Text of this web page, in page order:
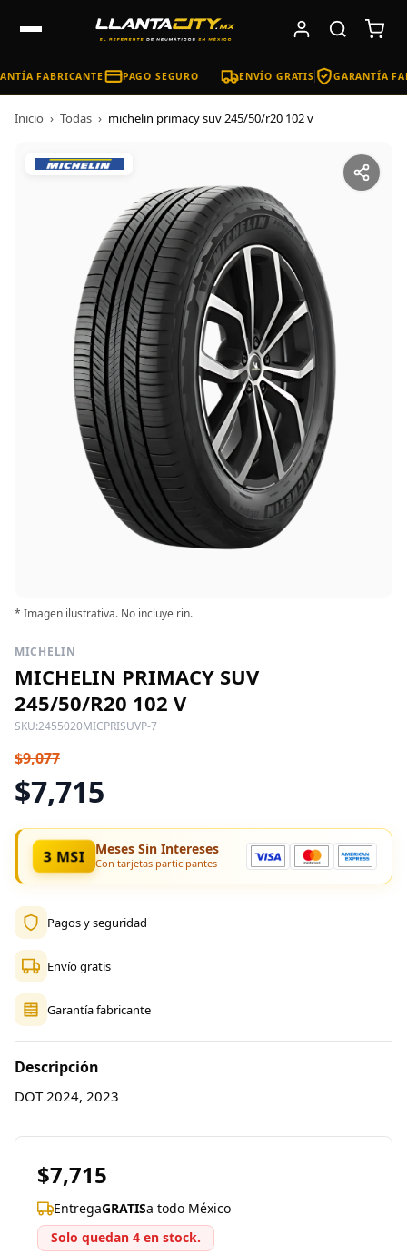
FABRICANTE PAGO SEGURO ENVÍO GRATIS GARANTÍA
Inicio › Todas › michelin primacy suv 245/50/r20 102 v
* Imagen ilustrativa. No incluye rin.
MICHELIN
MICHELIN PRIMACY SUV
245/50/R20 102 V
SKU:2455020MICPRISUVP-7
$9,077
$7,715
3 MSI Meses Sin Intereses
Con tarjetas participantes
Pagos y seguridad
Envío gratis
Garantía fabricante
Descripción
DOT 2024, 2023
$7,715
EntregaGRATISa todo México
Solo quedan 4 en stock.